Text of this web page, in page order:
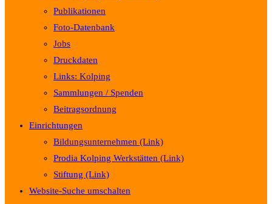
Publikationen
Foto-Datenbank
Jobs
Druckdaten
Links: Kolping
Sammlungen / Spenden
Beitragsordnung
Einrichtungen
Bildungsunternehmen (Link)
Prodia Kolping Werkstätten (Link)
Stiftung (Link)
Website-Suche umschalten